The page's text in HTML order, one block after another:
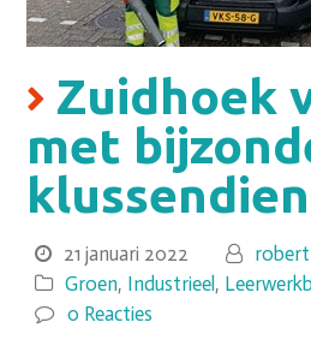
Zuidhoek
met
21 januari 2022
robert
Groen, Industrieel,
0 Reacties